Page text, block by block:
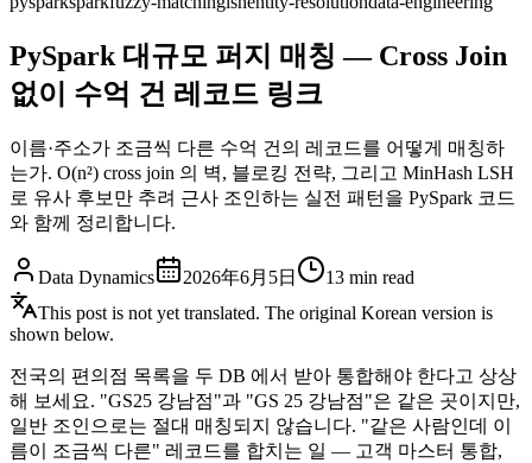
PySpark 대규모 퍼지 매칭 — Cross Join
없이 수억 건 레코드 링크
이름·주소가 조금씩 다른 수억 건의 레코드를 어떻게 매칭하
는가. O(n²) cross join 의 벽, 블로킹 전략, 그리고 MinHash LSH
로 유사 후보만 추려 근사 조인하는 실전 패턴을 PySpark 코드
와 함께 정리합니다.
Data Dynamics 2026年6月5日 13 min read
This post is not yet translated. The original Korean version is
shown below.
전국의 편의점 목록을 두 DB 에서 받아 통합해야 한다고 상상
해 보세요. "GS25 강남점"과 "GS 25 강남점"은 같은 곳이지만,
일반 조인으로는 절대 매칭되지 않습니다. "같은 사람인데 이
름이 조금씩 다른" 레코드를 합치는 일 — 고객 마스터 통합,